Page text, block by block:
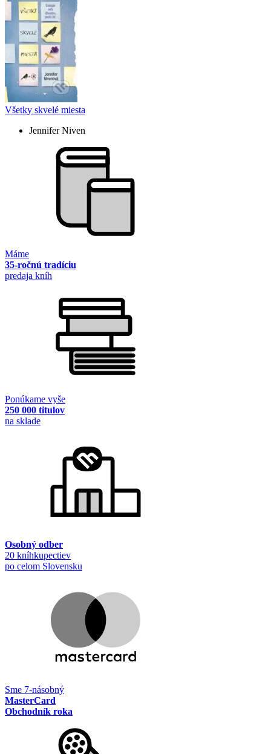
Všetky skvelé miesta
Jennifer Niven
Máme
35-ročnú tradíciu
predaja kníh
Ponúkame vyše
250 000 titulov
na sklade
Osobný odber
20 kníhkupectiev
po celom Slovensku
Sme 7-násobný
MasterCard
Obchodník roka